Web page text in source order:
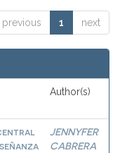
previous 1 next
Author(s)
JENNYFER
CABRERA